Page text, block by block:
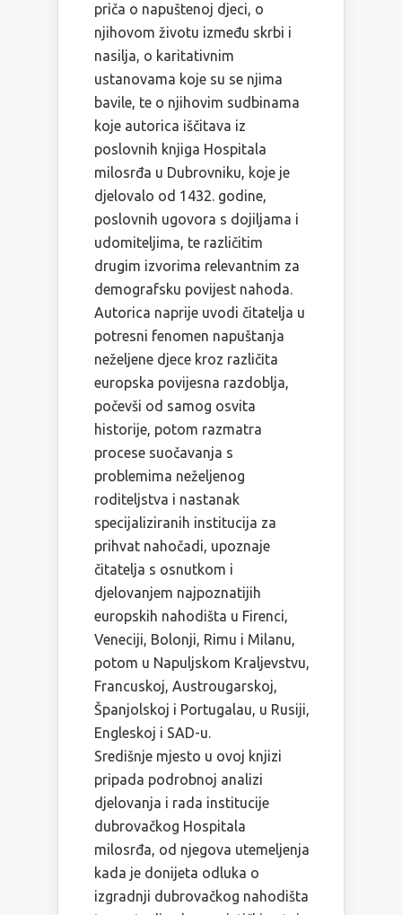
priča o napuštenoj djeci, o
njihovom životu između skrbi i
nasilja, o karitativnim
ustanovama koje su se njima
bavile, te o njihovim sudbinama
koje autorica iščitava iz
poslovnih knjiga Hospitala
milosrđa u Dubrovniku, koje je
djelovalo od 1432. godine,
poslovnih ugovora s dojiljama i
udomiteljima, te različitim
drugim izvorima relevantnim za
demografsku povijest nahoda.
Autorica naprije uvodi čitatelja u
potresni fenomen napuštanja
neželjene djece kroz različita
europska povijesna razdoblja,
počevši od samog osvita
historije, potom razmatra
procese suočavanja s
problemima neželjenog
roditeljstva i nastanak
specijaliziranih institucija za
prihvat nahočadi, upoznaje
čitatelja s osnutkom i
djelovanjem najpoznatijih
europskih nahodišta u Firenci,
Veneciji, Bolonji, Rimu i Milanu,
potom u Napuljskom Kraljevstvu,
Francuskoj, Austrougarskoj,
Španjolskoj i Portugalau, u Rusiji,
Engleskoj i SAD-u.
Središnje mjesto u ovoj knjizi
pripada podrobnoj analizi
djelovanja i rada institucije
dubrovačkog Hospitala
milosrđa, od njegova utemeljenja
kada je donijeta odluka o
izgradnji dubrovačkog nahodišta